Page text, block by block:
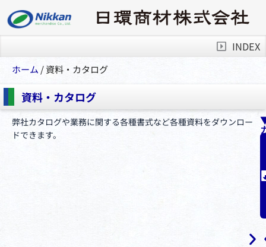
INDEX
ホーム / 資料・カタログ
資料・カタログ
弊社カタログや業務に関する各種書式など各種資料をダウンロー
ドできます。